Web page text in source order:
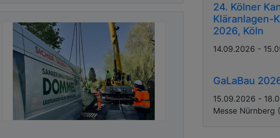
24. Kölner
Kläranlagen-
2026, Köln
14.09.2026 -
GaLaBau
15.09.2026 -
Messe Nürnberg